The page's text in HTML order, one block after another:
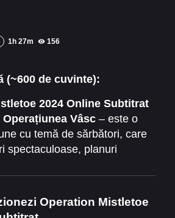
Filme Online 2011
1h 27m 156
(~600 de cuvinte):
2024 Online Subtitrat
Operațiunea Vâsc – este o
cu temă de sărbători, care
spectaculoase, planuri
unor personaje
încearcă să ducă la bun
imposibilă, aducând
Operation Mistletoe